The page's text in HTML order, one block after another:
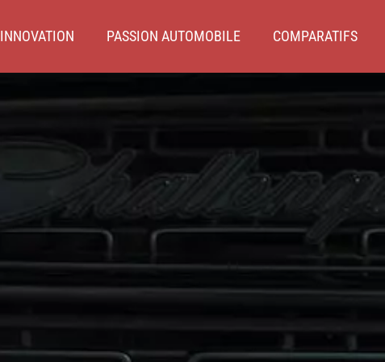
INNOVATION PASSION AUTOMOBILE COMPARATIFS